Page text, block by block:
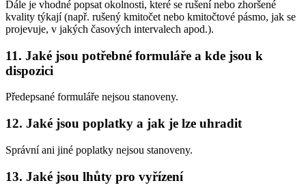
Dále je vhodné popsat okolnosti, které se rušení nebo zhoršené
kvality týkají (např. rušený kmitočet nebo kmitočtové pásmo, jak se
projevuje, v jakých časových intervalech apod.).
11. Jaké jsou potřebné formuláře a kde jsou k
dispozici
Předepsané formuláře nejsou stanoveny.
12. Jaké jsou poplatky a jak je lze uhradit
Správní ani jiné poplatky nejsou stanoveny.
13. Jaké jsou lhůty pro vyřízení